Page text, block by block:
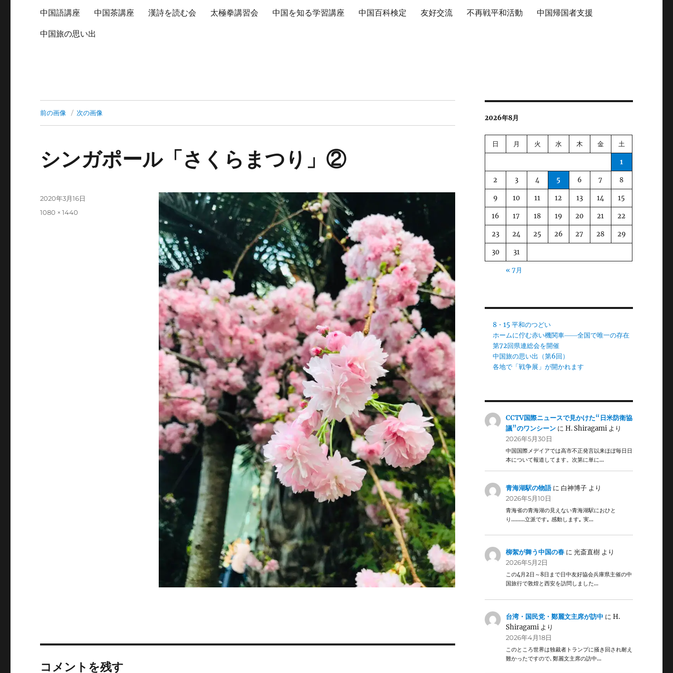
中国語講座 中国茶講座 漢詩を読む会 太極拳講習会 中国を知る学習講座 中国百科検定 友好交流 不再戦平和活動 中国帰国者支援
中国旅の思い出
前の画像 次の画像
シンガポール「さくらまつり」②
投
2020年3月16日
フ
1080 × 1440
コメントを残す
2026年8月
日 月 火 水 木 金 土
1
2 3 4 5 6 7 8
9 10 11 12 13 14 15
16 17 18 19 20 21 22
23 24 25 26 27 28 29
30 31
« 7月
8・15 平和のつどい
ホームに佇む赤い機関車――全国で唯一の存在
第72回県連総会を開催
中国旅の思い出（第6回）
各地で「戦争展」が開かれます
CCTV国際ニュースで見かけた“日米防衛協
議”のワンシーン にH. Shiragami より
2026年5月30日
中国国際メデイアでは高市不正発言以来ほぼ毎日日
本について報道してます。次第に単に…
青海湖駅の物語に 白神博子 より
2026年5月10日
青海省の青海湖の見えない青海湖駅におひと
り………立派です｡ 感動します｡ 実…
柳絮が舞う中国の春 に光斎直樹 より
2026年5月2日
この4月2日～8日まで日中友好協会兵庫県主催の中
国旅行で敦煌と西安を訪問しました…
台湾・国民党・鄭麗文主席が訪中 にH.
Shiragami より
2026年4月18日
このところ世界は独裁者トランプに掻き回され耐え
難かったですので､鄭麗文主席の訪中…